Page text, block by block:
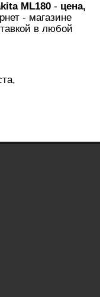
ML180 - цена,
- магазине
в любой